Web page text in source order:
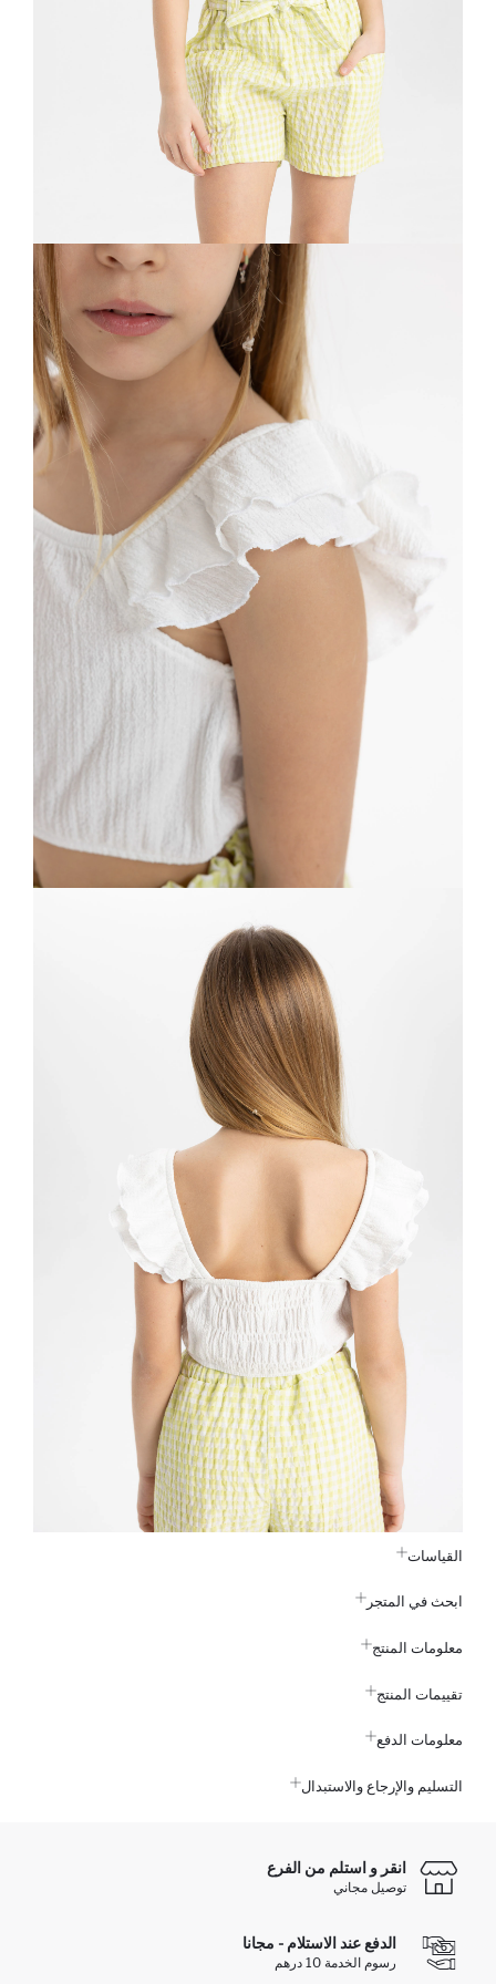
القياسات
ابحث في المتجر
معلومات المنتج
تقييمات المنتج
معلومات الدفع
التسليم والإرجاع والاستبدال
انقر و استلم من الفرع
توصيل مجاني
الدفع عند الاستلام - مجانا
رسوم الخدمة 10 درهم